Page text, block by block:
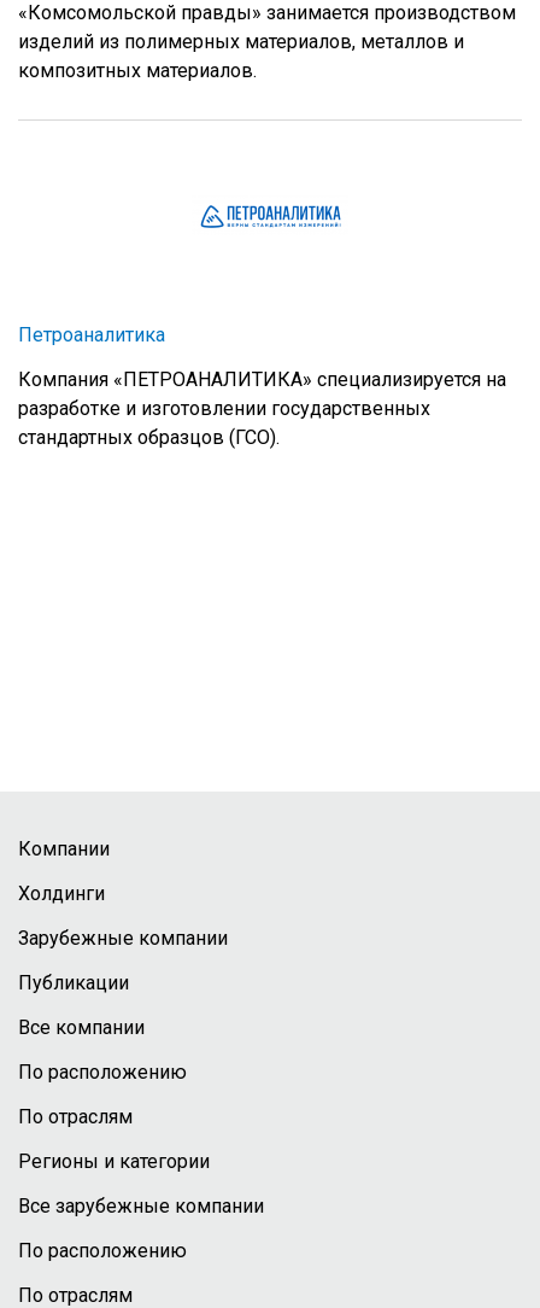
«Комсомольской правды» занимается производством
изделий из полимерных материалов, металлов и
композитных материалов.
Петроаналитика
Компания «ПЕТРОАНАЛИТИКА» специализируется на
разработке и изготовлении государственных
стандартных образцов (ГСО).
Компании
Холдинги
Зарубежные компании
Публикации
Все компании
По расположению
По отраслям
Регионы и категории
Все зарубежные компании
По расположению
По отраслям